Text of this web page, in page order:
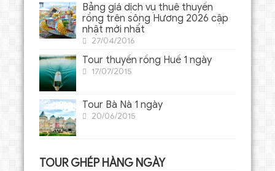
Bảng giá dịch vụ thuê thuyền
rồng trên sông Hương 2026 cập
nhật mới nhất
27/04/2016
Tour thuyền rồng Huế 1 ngày
17/07/2015
Tour Bà Nà 1 ngày
20/06/2015
TOUR GHÉP HÀNG NGÀY